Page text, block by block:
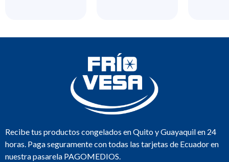
Recibe tus productos congelados en Quito y Guayaquil en 24
horas. Paga seguramente con todas las tarjetas de Ecuador en
nuestra pasarela PAGOMEDIOS.